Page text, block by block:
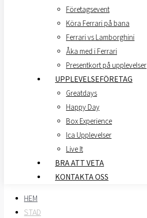
Företagsevent
Köra Ferrari på bana
Ferrari vs Lamborghini
Åka med i Ferrari
Presentkort på upplevelser
UPPLEVELSEFÖRETAG
Greatdays
Happy Day
Box Experience
Ica Upplevelser
Live It
BRA ATT VETA
KONTAKTA OSS
HEM
STAD